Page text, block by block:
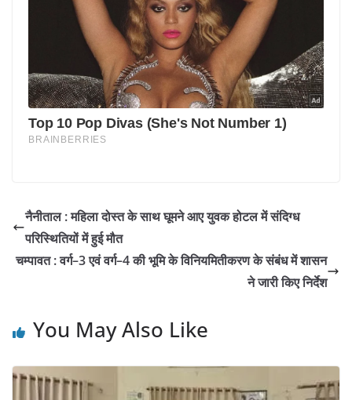
नैनीताल : महिला दोस्त के साथ घूमने आए युवक होटल में संदिग्ध
परिस्थितियों में हुई मौत
चम्पावत : वर्ग–3 एवं वर्ग–4 की भूमि के विनियमितीकरण के संबंध में शासन
ने जारी किए निर्देश
You May Also Like